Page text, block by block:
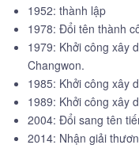
1952: thành lập
1978: Đổi tên thành
1979: Khởi công xây
Changwon.
1985: Khởi công xây
1989: Khởi công xây
2004: Đổi sang tên
2014: Nhận giải